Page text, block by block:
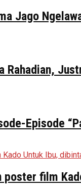
Jago
Rahadian,
Episode
film